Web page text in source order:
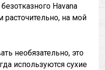
Havana
расточительно, на мой
необязательно, это
используются сухие